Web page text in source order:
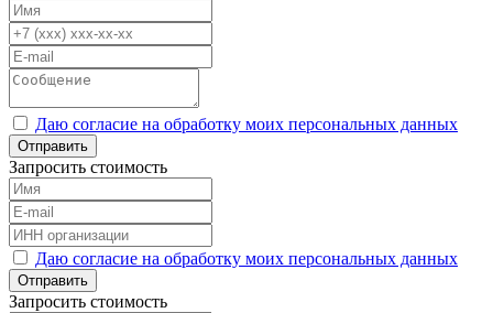
Даю согласие на обработку моих персональных данных
Отправить
Запросить стоимость
Даю согласие на обработку моих персональных данных
Отправить
Запросить стоимость